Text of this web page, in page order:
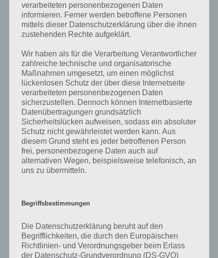
Das Wort Schritt hat hierbei keinen Silben, kommt also ohne
Worttrennung aus. Schritt ist hierbei auch Bestandteil zahlreicher
Redensarten. So heißt es beispielsweise „den ersten Schritt machen“.
Damit ist gemeint, dass mit etwas begonnen wird. Auch sehr
ersten zu tun“. Hiermit ist gemeint, dass die Reihenfolge eingehalten
werden sollte und wie geplant vorzugehen und nicht eine Aufgabe
zu überspringen. Ähnlich auch „Schritt für Schritt“, also allmählich die
Aufgabe zu bewältigen, in Ruhe und nichts zu überstürzen.
Im Verkehrsbereich kennen wir das Wort „Schritttempo“. Hiermit ist
gemeint, dass Fahrzeuge nur so schnell fahren sollen wie man zu Fuß
unterwegs ist, also um die 5 bis 7 Kilometer die Stunde. Als
Fortbewegungsart wird dies auch als Gehen bezeichnet. Der
Unterschied zum Laufen ist, dass es keine Flugphase gibt und so der
Körper zu jeder Phase auch Kontakt zum Boden hat.
zwischen den Beinen.
Berühmt ist auch das Zitat von Neil Armstrong, der als erster Mensch
verarbeiteten personenbezogenen Daten
informieren. Ferner werden betroffene Personen
mittels dieser Datenschutzerklärung über die ihnen
zustehenden Rechte aufgeklärt.
Wir haben als für die Verarbeitung Verantwortlicher
zahlreiche technische und organisatorische
Maßnahmen umgesetzt, um einen möglichst
lückenlosen Schutz der über diese Internetseite
verarbeiteten personenbezogenen Daten
sicherzustellen. Dennoch können Internetbasierte
Datenübertragungen grundsätzlich
Sicherheitslücken aufweisen, sodass ein absoluter
Schutz nicht gewährleistet werden kann. Aus
diesem Grund steht es jeder betroffenen Person
frei, personenbezogene Daten auch auf
alternativen Wegen, beispielsweise telefonisch, an
uns zu übermitteln.
Begriffsbestimmungen
Die Datenschutzerklärung beruht auf den
Begrifflichkeiten, die durch den Europäischen
Richtlinien- und Verordnungsgeber beim Erlass
der Datenschutz-Grundverordnung (DS-GVO)